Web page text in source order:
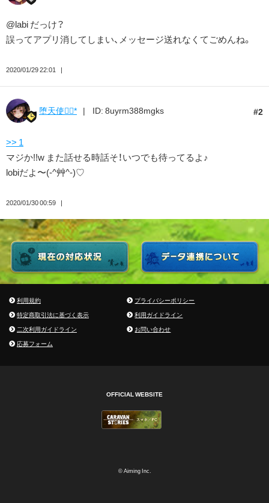
@labi だっけ？
誤ってアプリ消してしまい、メッセージ送れなくてごめんね。
2020/01/29 22:01
2
堕天使❁⃘* ID: 8uyrm388mgks
>> 1
マジか!!w また話せる時話そ！いつでも待ってるよ♪
lobiだよ〜(-^艸^-)♡
2020/01/30 00:59
利用規約
プライバシーポリシー
特定商取引法に基づく表示
利用ガイドライン
二次利用ガイドライン
お問い合わせ
応募フォーム
OFFICIAL WEBSITE
© Aiming Inc.